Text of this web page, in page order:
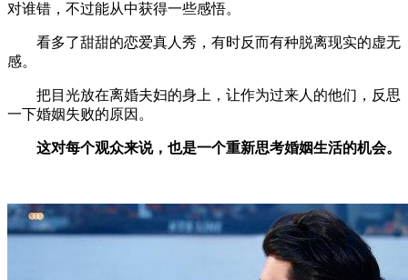
对谁错，不过能从中获得一些感悟。
看多了甜甜的恋爱真人秀，有时反而有种脱离现实的虚无
感。
把目光放在离婚夫妇的身上，让作为过来人的他们，反思
一下婚姻失败的原因。
这对每个观众来说，也是一个重新思考婚姻生活的机会。